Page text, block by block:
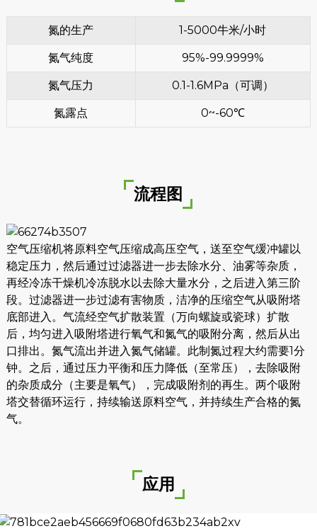
氮的生产 1-5000牛米/小时
氮气纯度 95%-99.9999%
氮气压力 0.1-1.6MPa（可调）
氮露点 0~-60℃
流程图
空气压缩机将原料空气压缩成高压空气，送至空气缓冲罐以
稳定压力，然后通过过滤器进一步去除水分、油雾等杂质，
再经冷冻干燥机冷冻脱水以去除大量水分，之后进入第三阶
段。过滤器进一步过滤有害物质，洁净的压缩空气从吸附塔
底部进入。气流经空气扩散装置（万向螺旋或瓷球）扩散
后，均匀进入吸附塔进行氧气和氮气的吸附分离，然后从出
口排出。氮气流出并进入氮气储罐。此制氮过程大约需要1分
钟。之后，通过压力平衡和压力降低（至常压），去除吸附
的杂质成分（主要是氧气），完成吸附剂的再生。两个吸附
塔交替循环运行，持续输送原料空气，并持续生产合格的氮
气。
应用